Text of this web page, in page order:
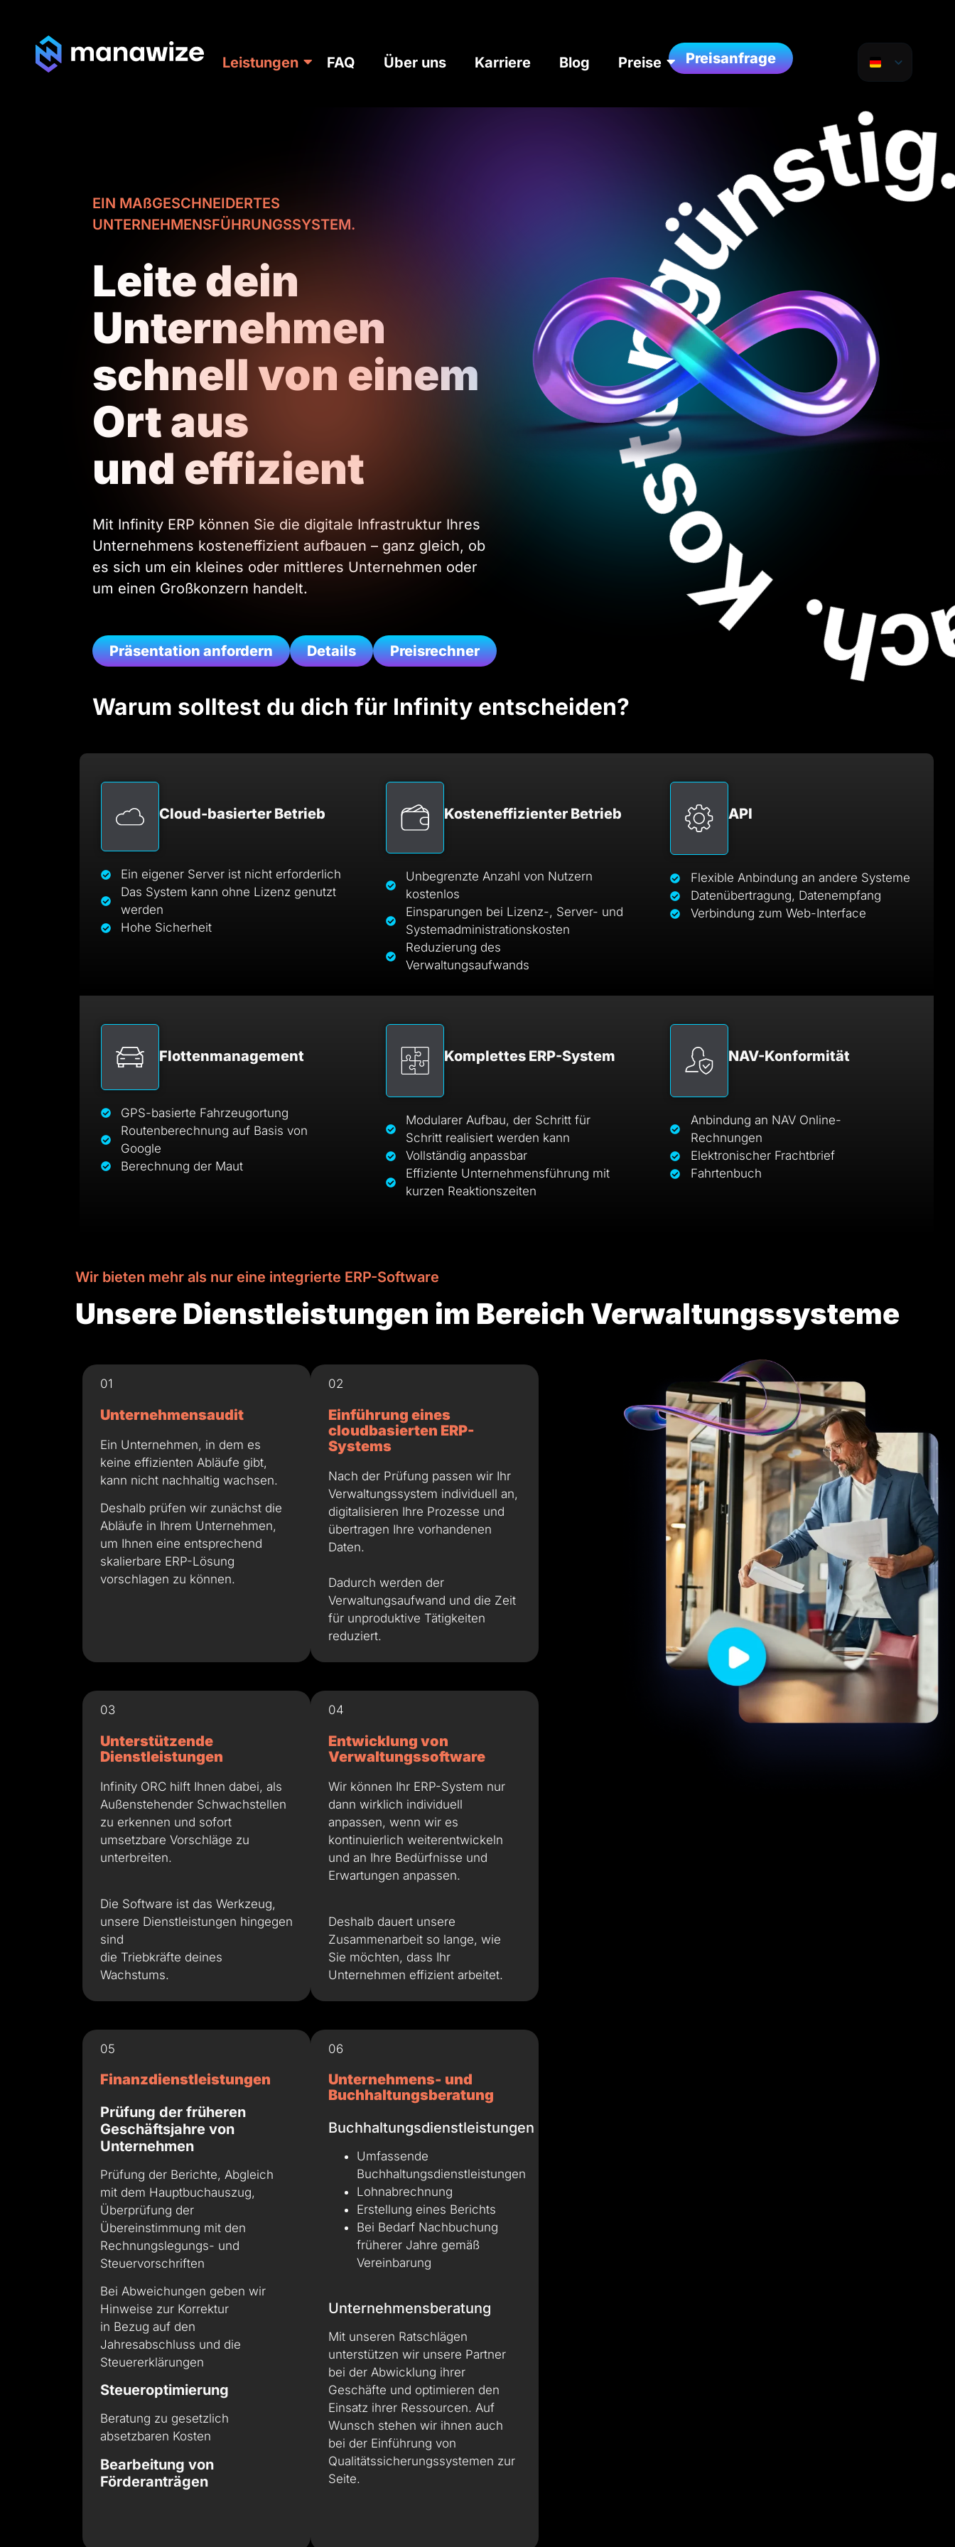
Leistungen FAQ Über uns Karriere Blog Preise Preisanfrage
EIN MAßGESCHNEIDERTES
UNTERNEHMENSFÜHRUNGSSYSTEM.
Leite dein
Unternehmen
schnell von einem
Ort aus
und effizient
Mit Infinity ERP können Sie die digitale Infrastruktur Ihres
Unternehmens kosteneffizient aufbauen – ganz gleich, ob
es sich um ein kleines oder mittleres Unternehmen oder
um einen Großkonzern handelt.
Präsentation anfordern Details Preisrechner
Warum solltest du dich für Infinity entscheiden?
Cloud-basierter Betrieb
Ein eigener Server ist nicht erforderlich
Das System kann ohne Lizenz genutzt
werden
Hohe Sicherheit
Kosteneffizienter Betrieb
Unbegrenzte Anzahl von Nutzern
kostenlos
Einsparungen bei Lizenz-, Server- und
Systemadministrationskosten
Reduzierung des
Verwaltungsaufwands
API
Flexible Anbindung an andere Systeme
Datenübertragung, Datenempfang
Verbindung zum Web-Interface
Flottenmanagement
GPS-basierte Fahrzeugortung
Routenberechnung auf Basis von
Google
Berechnung der Maut
Komplettes ERP-System
Modularer Aufbau, der Schritt für
Schritt realisiert werden kann
Vollständig anpassbar
Effiziente Unternehmensführung mit
kurzen Reaktionszeiten
NAV-Konformität
Anbindung an NAV Online-
Rechnungen
Elektronischer Frachtbrief
Fahrtenbuch
Wir bieten mehr als nur eine integrierte ERP-Software
Unsere Dienstleistungen im Bereich Verwaltungssysteme
01
Unternehmensaudit
Ein Unternehmen, in dem es
keine effizienten Abläufe gibt,
kann nicht nachhaltig wachsen.
Deshalb prüfen wir zunächst die
Abläufe in Ihrem Unternehmen,
um Ihnen eine entsprechend
skalierbare ERP-Lösung
vorschlagen zu können.
02
Einführung eines
cloudbasierten ERP-
Systems
Nach der Prüfung passen wir Ihr
Verwaltungssystem individuell an,
digitalisieren Ihre Prozesse und
übertragen Ihre vorhandenen
Daten.
Dadurch werden der
Verwaltungsaufwand und die Zeit
für unproduktive Tätigkeiten
reduziert.
03
Unterstützende
Dienstleistungen
Infinity ORC hilft Ihnen dabei, als
Außenstehender Schwachstellen
zu erkennen und sofort
umsetzbare Vorschläge zu
unterbreiten.
Die Software ist das Werkzeug,
unsere Dienstleistungen hingegen
sind
die Triebkräfte deines
Wachstums.
04
Entwicklung von
Verwaltungssoftware
Wir können Ihr ERP-System nur
dann wirklich individuell
anpassen, wenn wir es
kontinuierlich weiterentwickeln
und an Ihre Bedürfnisse und
Erwartungen anpassen.
Deshalb dauert unsere
Zusammenarbeit so lange, wie
Sie möchten, dass Ihr
Unternehmen effizient arbeitet.
05
Finanzdienstleistungen
Prüfung der früheren
Geschäftsjahre von
Unternehmen
Prüfung der Berichte, Abgleich
mit dem Hauptbuchauszug,
Überprüfung der
Übereinstimmung mit den
Rechnungslegungs- und
Steuervorschriften
Bei Abweichungen geben wir
Hinweise zur Korrektur
in Bezug auf den
Jahresabschluss und die
Steuererklärungen
Steueroptimierung
Beratung zu gesetzlich
absetzbaren Kosten
Bearbeitung von
Förderanträgen
06
Unternehmens- und
Buchhaltungsberatung
Buchhaltungsdienstleistungen
Umfassende
Buchhaltungsdienstleistungen
Lohnabrechnung
Erstellung eines Berichts
Bei Bedarf Nachbuchung
früherer Jahre gemäß
Vereinbarung
Unternehmensberatung
Mit unseren Ratschlägen
unterstützen wir unsere Partner
bei der Abwicklung ihrer
Geschäfte und optimieren den
Einsatz ihrer Ressourcen. Auf
Wunsch stehen wir ihnen auch
bei der Einführung von
Qualitätssicherungssystemen zur
Seite.